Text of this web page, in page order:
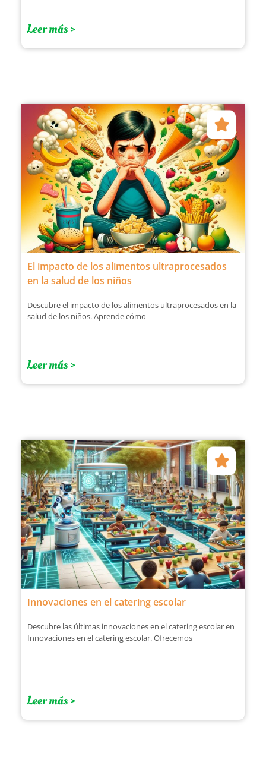
Leer más >
El impacto de los alimentos ultraprocesados
en la salud de los niños
Descubre el impacto de los alimentos ultraprocesados en la
salud de los niños. Aprende cómo
Leer más >
Innovaciones en el catering escolar
Descubre las últimas innovaciones en el catering escolar en
Innovaciones en el catering escolar. Ofrecemos
Leer más >